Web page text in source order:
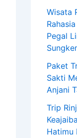
Wisata
Pegal
Paket
Sakti
Anjani
Trip
Hatimu